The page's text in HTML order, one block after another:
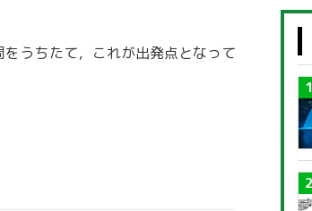
うちたて，これが出発点となって